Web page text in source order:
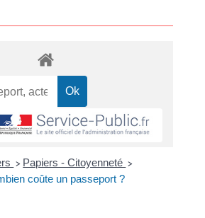
> Papiers - Citoyenneté >
coûte un passeport ?